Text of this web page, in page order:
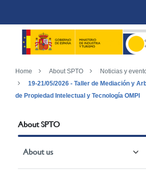
Home About SPTO Noticias y
19-21/05/2026 - Taller de Mediación y
de Propiedad Intelectual y Tecnología OMPI
About SPTO
About us